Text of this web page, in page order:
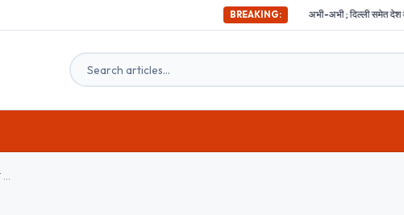
BREAKING:
अभी-अभी ; दिल्ली समेत देश के इन हिस्सों में महसूस